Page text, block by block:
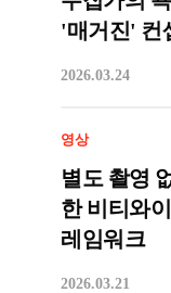
'매거진' 컨
2026.03.24
영상
별도 촬영
한 비티와
레임워크
2026.03.21